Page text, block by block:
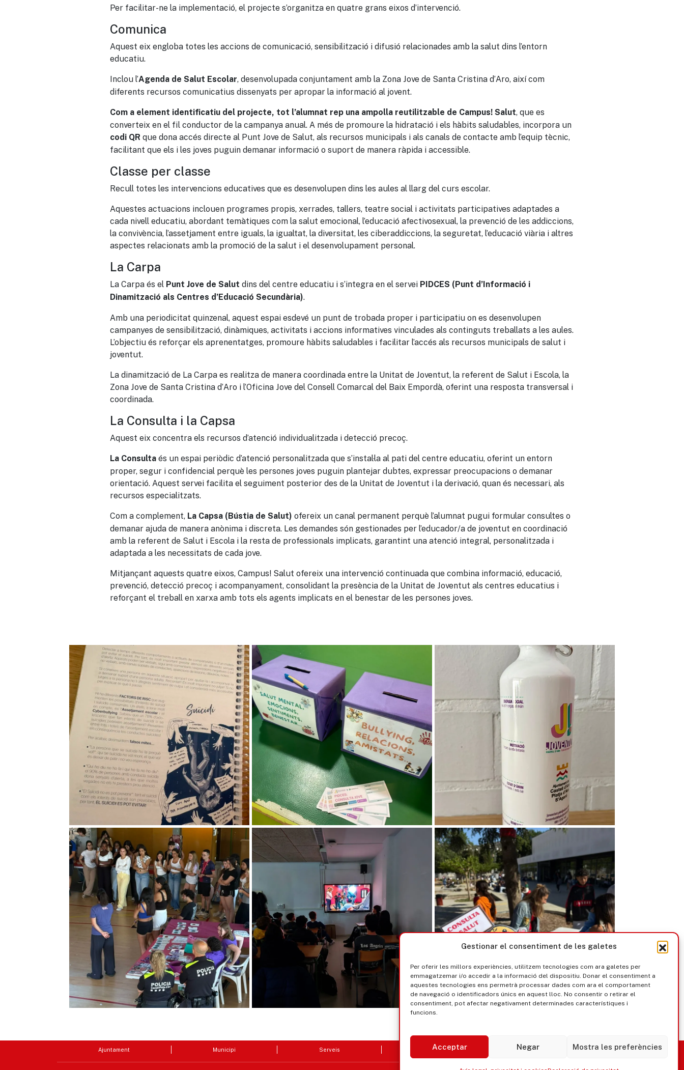
Gestionar el consentiment de les galetes
Per oferir les millors experiències, utilitzem tecnologies com ara galetes per
emmagatzemar i/o accedir a la informació del dispositiu. Donar el consentiment a
aquestes tecnologies ens permetrà processar dades com ara el comportament
de navegació o identificadors únics en aquest lloc. No consentir o retirar el
consentiment, pot afectar negativament determinades característiques i
funcions.
Acceptar Negar Mostra les preferències
Per facilitar-ne la implementació, el projecte s’organitza en quatre grans eixos d’intervenció.
Comunica
Aquest eix engloba totes les accions de comunicació, sensibilització i difusió relacionades amb la salut dins l’entorn
educatiu.
Inclou l’Agenda de Salut Escolar, desenvolupada conjuntament amb la Zona Jove de Santa Cristina d’Aro, així com
diferents recursos comunicatius dissenyats per apropar la informació al jovent.
Com a element identificatiu del projecte, tot l’alumnat rep una ampolla reutilitzable de Campus! Salut, que es
converteix en el fil conductor de la campanya anual. A més de promoure la hidratació i els hàbits saludables, incorpora un
codi QR que dona accés directe al Punt Jove de Salut, als recursos municipals i als canals de contacte amb l’equip tècnic,
facilitant que els i les joves puguin demanar informació o suport de manera ràpida i accessible.
Classe per classe
Recull totes les intervencions educatives que es desenvolupen dins les aules al llarg del curs escolar.
Aquestes actuacions inclouen programes propis, xerrades, tallers, teatre social i activitats participatives adaptades a
cada nivell educatiu, abordant temàtiques com la salut emocional, l’educació afectivosexual, la prevenció de les addiccions,
la convivència, l’assetjament entre iguals, la igualtat, la diversitat, les ciberaddiccions, la seguretat, l’educació viària i altres
aspectes relacionats amb la promoció de la salut i el desenvolupament personal.
La Carpa
La Carpa és el Punt Jove de Salut dins del centre educatiu i s’integra en el servei PIDCES (Punt d’Informació i
Dinamització als Centres d’Educació Secundària).
Amb una periodicitat quinzenal, aquest espai esdevé un punt de trobada proper i participatiu on es desenvolupen
campanyes de sensibilització, dinàmiques, activitats i accions informatives vinculades als continguts treballats a les aules.
L’objectiu és reforçar els aprenentatges, promoure hàbits saludables i facilitar l’accés als recursos municipals de salut i
joventut.
La dinamització de La Carpa es realitza de manera coordinada entre la Unitat de Joventut, la referent de Salut i Escola, la
Zona Jove de Santa Cristina d’Aro i l’Oficina Jove del Consell Comarcal del Baix Empordà, oferint una resposta transversal i
coordinada.
La Consulta i la Capsa
Aquest eix concentra els recursos d’atenció individualitzada i detecció precoç.
La Consulta és un espai periòdic d’atenció personalitzada que s’instal·la al pati del centre educatiu, oferint un entorn
proper, segur i confidencial perquè les persones joves puguin plantejar dubtes, expressar preocupacions o demanar
orientació. Aquest servei facilita el seguiment posterior des de la Unitat de Joventut i la derivació, quan és necessari, als
recursos especialitzats.
Com a complement, La Capsa (Bústia de Salut) ofereix un canal permanent perquè l’alumnat pugui formular consultes o
demanar ajuda de manera anònima i discreta. Les demandes són gestionades per l’educador/a de joventut en coordinació
amb la referent de Salut i Escola i la resta de professionals implicats, garantint una atenció integral, personalitzada i
adaptada a les necessitats de cada jove.
Mitjançant aquests quatre eixos, Campus! Salut ofereix una intervenció continuada que combina informació, educació,
prevenció, detecció precoç i acompanyament, consolidant la presència de la Unitat de Joventut als centres educatius i
reforçant el treball en xarxa amb tots els agents implicats en el benestar de les persones joves.
Ajuntament Municipi Serveis Seu electrònica Govern obert